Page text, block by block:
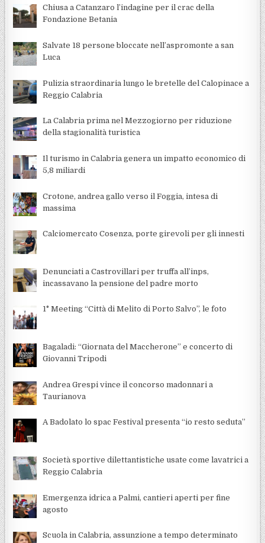
Chiusa a Catanzaro l’indagine per il crac della
Fondazione Betania
Salvate 18 persone bloccate nell’aspromonte a san
Luca
Pulizia straordinaria lungo le bretelle del Calopinace a
Reggio Calabria
La Calabria prima nel Mezzogiorno per riduzione
della stagionalità turistica
Il turismo in Calabria genera un impatto economico di
5,8 miliardi
Crotone, andrea gallo verso il Foggia, intesa di
massima
Calciomercato Cosenza, porte girevoli per gli innesti
Denunciati a Castrovillari per truffa all’inps,
incassavano la pensione del padre morto
1° Meeting “Città di Melito di Porto Salvo”, le foto
Bagaladi: “Giornata del Maccherone” e concerto di
Giovanni Tripodi
Andrea Grespi vince il concorso madonnari a
Taurianova
A Badolato lo spac Festival presenta “io resto seduta”
Società sportive dilettantistiche usate come lavatrici a
Reggio Calabria
Emergenza idrica a Palmi, cantieri aperti per fine
agosto
Scuola in Calabria, assunzione a tempo determinato